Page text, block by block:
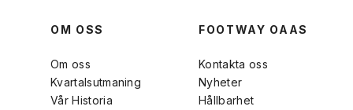
OM OSS
Om oss
Kvartalsutmaning
Vår Historia
FOOTWAY OAAS
Kontakta oss
Nyheter
Hållbarhet